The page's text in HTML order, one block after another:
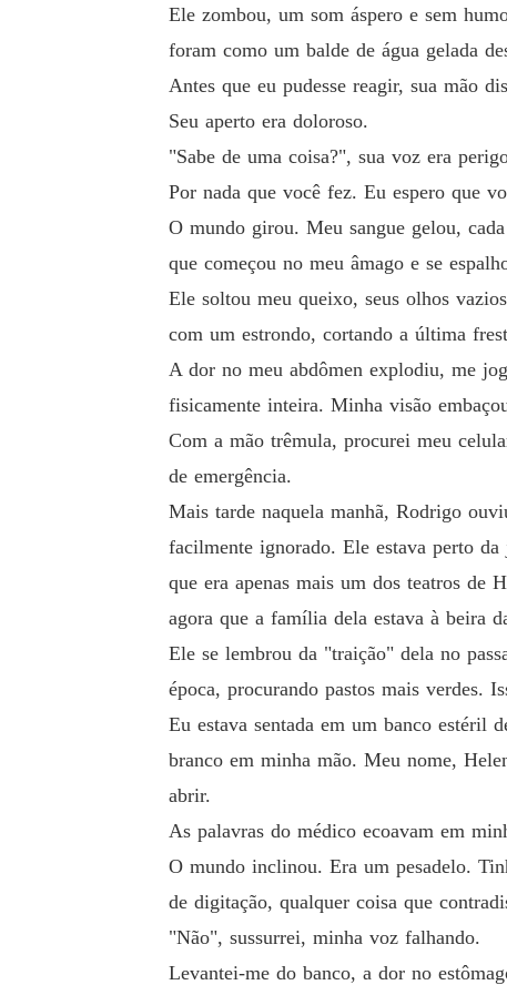
Ele zombou, um som áspero e sem
foram como um balde de água gelada
Antes que eu pudesse reagir, sua mão
Seu aperto era doloroso.
"Sabe de uma coisa?", sua voz era
Por nada que você fez. Eu espero que
O mundo girou. Meu sangue gelou,
que começou no meu âmago e se
Ele soltou meu queixo, seus olhos
com um estrondo, cortando a última
A dor no meu abdômen explodiu, me
fisicamente inteira. Minha visão
Com a mão trêmula, procurei meu
de emergência.
Mais tarde naquela manhã, Rodrigo
facilmente ignorado. Ele estava perto
que era apenas mais um dos teatros de
agora que a família dela estava à beira
Ele se lembrou da "traição" dela no
época, procurando pastos mais verdes.
Eu estava sentada em um banco estéril
branco em minha mão. Meu nome,
abrir.
As palavras do médico ecoavam em
O mundo inclinou. Era um pesadelo.
de digitação, qualquer coisa que
"Não", sussurrei, minha voz falhando.
Levantei-me do banco, a dor no